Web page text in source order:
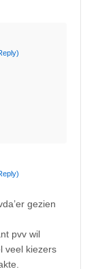
gezien
pvv wil
veel kiezers